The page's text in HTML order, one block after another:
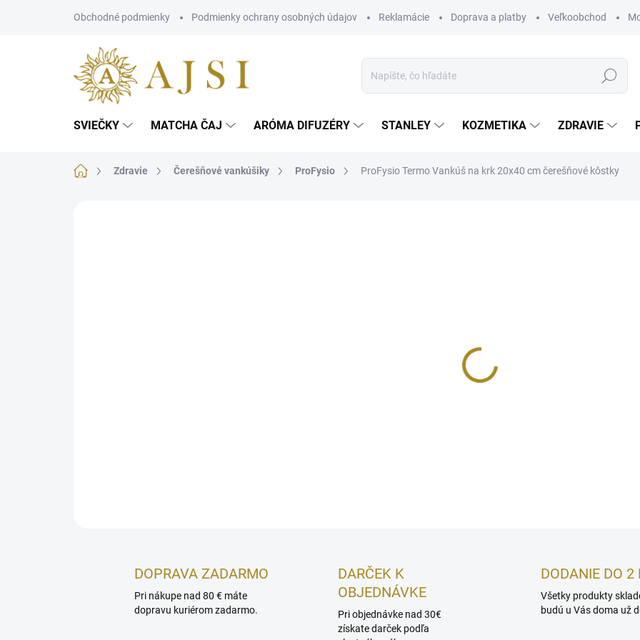
Obchodné podmienky Podmienky ochrany osobných údajov Reklamácie Doprava a platby Veľkoobchod
Hľadať
SVIEČKY MATCHA ČAJ ARÓMA DIFUZÉRY STANLEY KOZMETIKA ZDRAVIE
DomovZdravie Čerešňové vankúšiky ProFysio ProFysio Termo Vankúš na krk 20x40 cm čerešňové kôstky
Termo vankúš plnený
DOPRAVA ZADARMO
Pri nákupe nad 80 € máte
dopravu kuriérom zadarmo.
DARČEK K
OBJEDNÁVKE
Pri objednávke nad 30€
získate darček podľa
DODANIE DO 2
Všetky produkty
budú u Vás doma už